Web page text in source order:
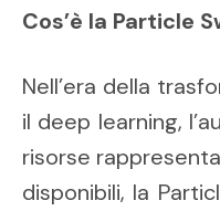
Cos’è la Particle
Nell’era della
il deep learning,
risorse
disponibili, la